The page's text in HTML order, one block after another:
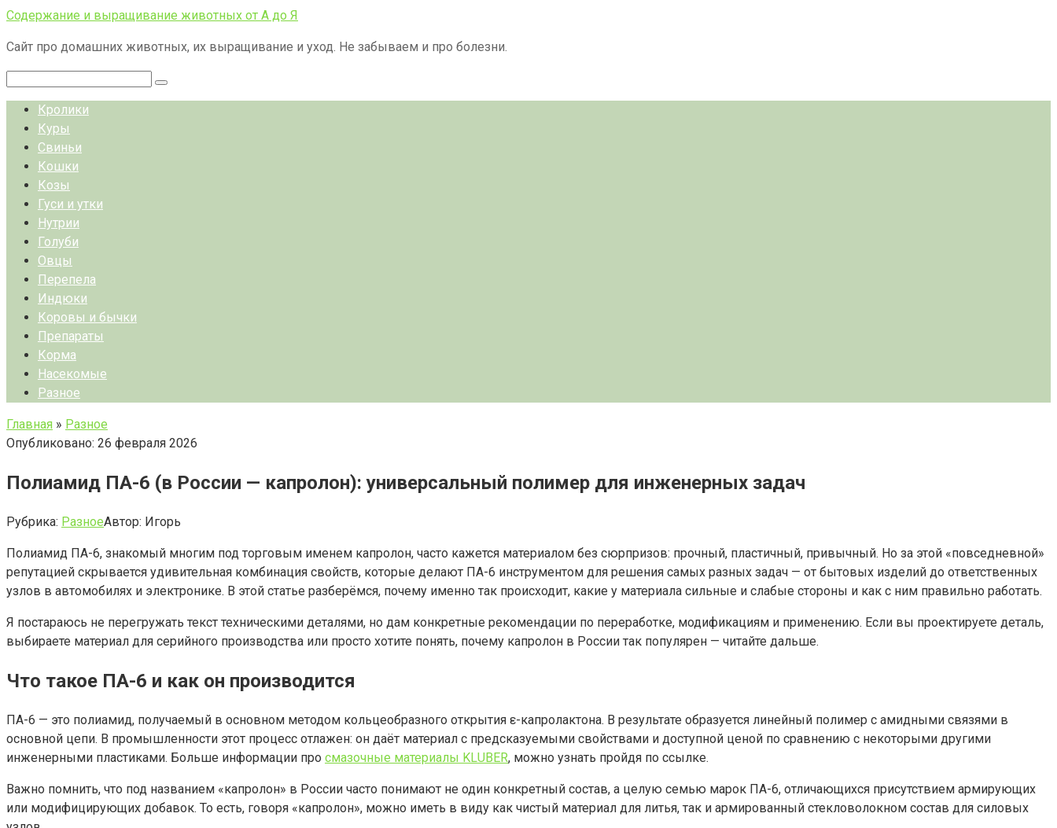
Перейти
контенту
Содержание и выращивание животных от А до Я
Сайт про домашних животных, их выращивание и уход. Не забываем и про болезни.
Кролики
Куры
Свиньи
Кошки
Козы
Гуси и утки
Нутрии
Голуби
Овцы
Перепела
Индюки
Коровы и бычки
Препараты
Корма
Насекомые
Разное
Главная » Разное
Опубликовано: 26 февраля 2026
Полиамид ПА-6 (в России — капролон): универсальный полимер для инженерных задач
Рубрика: РазноеАвтор: Игорь
Полиамид ПА-6, знакомый многим под торговым именем капролон, часто кажется материалом без сюрпризов: прочный, пластичный, привычный. Но за этой «повседневной»
репутацией скрывается удивительная комбинация свойств, которые делают ПА-6 инструментом для решения самых разных задач — от бытовых изделий до ответственных
узлов в автомобилях и электронике. В этой статье разберёмся, почему именно так происходит, какие у материала сильные и слабые стороны и как с ним правильно работать.
Я постараюсь не перегружать текст техническими деталями, но дам конкретные рекомендации по переработке, модификациям и применению. Если вы проектируете деталь,
выбираете материал для серийного производства или просто хотите понять, почему капролон в России так популярен — читайте дальше.
Что такое ПА-6 и как он производится
ПА-6 — это полиамид, получаемый в основном методом кольцеобразного открытия ε-капролактона. В результате образуется линейный полимер с амидными связями в
основной цепи. В промышленности этот процесс отлажен: он даёт материал с предсказуемыми свойствами и доступной ценой по сравнению с некоторыми другими
инженерными пластиками. Больше информации про смазочные материалы KLUBER, можно узнать пройдя по ссылке.
Важно помнить, что под названием «капролон» в России часто понимают не один конкретный состав, а целую семью марок ПА-6, отличающихся присутствием армирующих
или модифицирующих добавок. То есть, говоря «капролон», можно иметь в виду как чистый материал для литья, так и армированный стекловолокном состав для силовых